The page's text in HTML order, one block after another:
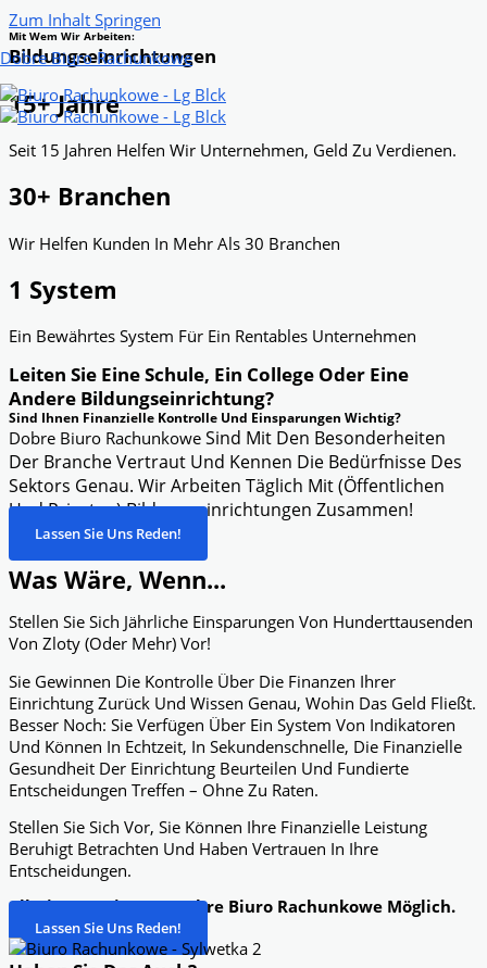
Zum Inhalt Springen
Dobre Biuro Rachunkowe
Mit Wem Wir Arbeiten:
Bildungseinrichtungen
15+ Jahre
Seit 15 Jahren Helfen Wir Unternehmen, Geld Zu Verdienen.
30+ Branchen
Wir Helfen Kunden In Mehr Als 30 Branchen
1 System
Ein Bewährtes System Für Ein Rentables Unternehmen
Leiten Sie Eine Schule, Ein College Oder Eine
Andere Bildungseinrichtung?
Sind Ihnen Finanzielle Kontrolle Und Einsparungen Wichtig?
Dobre Biuro Rachunkowe Sind Mit Den Besonderheiten
Der Branche Vertraut Und Kennen Die Bedürfnisse Des
Sektors Genau. Wir Arbeiten Täglich Mit (öffentlichen
Und Privaten) Bildungseinrichtungen Zusammen!
Lassen Sie Uns Reden!
Was Wäre, Wenn...
Stellen Sie Sich Jährliche Einsparungen Von Hunderttausenden
Von Zloty (oder Mehr) Vor!
Sie Gewinnen Die Kontrolle Über Die Finanzen Ihrer
Einrichtung Zurück Und Wissen Genau, Wohin Das Geld Fließt.
Besser Noch: Sie Verfügen Über Ein System Von Indikatoren
Und Können In Echtzeit, In Sekundenschnelle, Die Finanzielle
Gesundheit Der Einrichtung Beurteilen Und Fundierte
Entscheidungen Treffen – Ohne Zu Raten.
Stellen Sie Sich Vor, Sie Können Ihre Finanzielle Leistung
Beruhigt Betrachten Und Haben Vertrauen In Ihre
Entscheidungen.
All Dies Ist Mit Dem Dobre Biuro Rachunkowe Möglich.
Lassen Sie Uns Reden!